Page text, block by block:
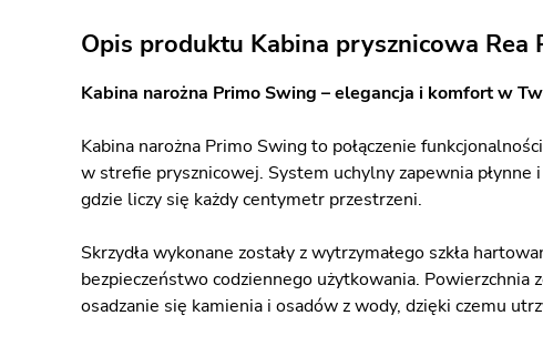
Opis produktu Kabina prysznicowa
Kabina narożna Primo Swing – elegancja i komfort w
Kabina narożna Primo Swing to połączenie
w strefie prysznicowej. System uchylny zapewnia płynne
gdzie liczy się każdy centymetr przestrzeni.
Skrzydła wykonane zostały z wytrzymałego szkła
bezpieczeństwo codziennego użytkowania. Powierzchnia
osadzanie się kamienia i osadów z wody, dzięki czemu